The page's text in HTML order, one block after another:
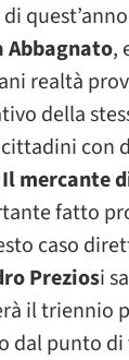
Abbagnato,
realtà
della
con
mercante
fatto
caso
Preziosi
il triennio
dal punto di